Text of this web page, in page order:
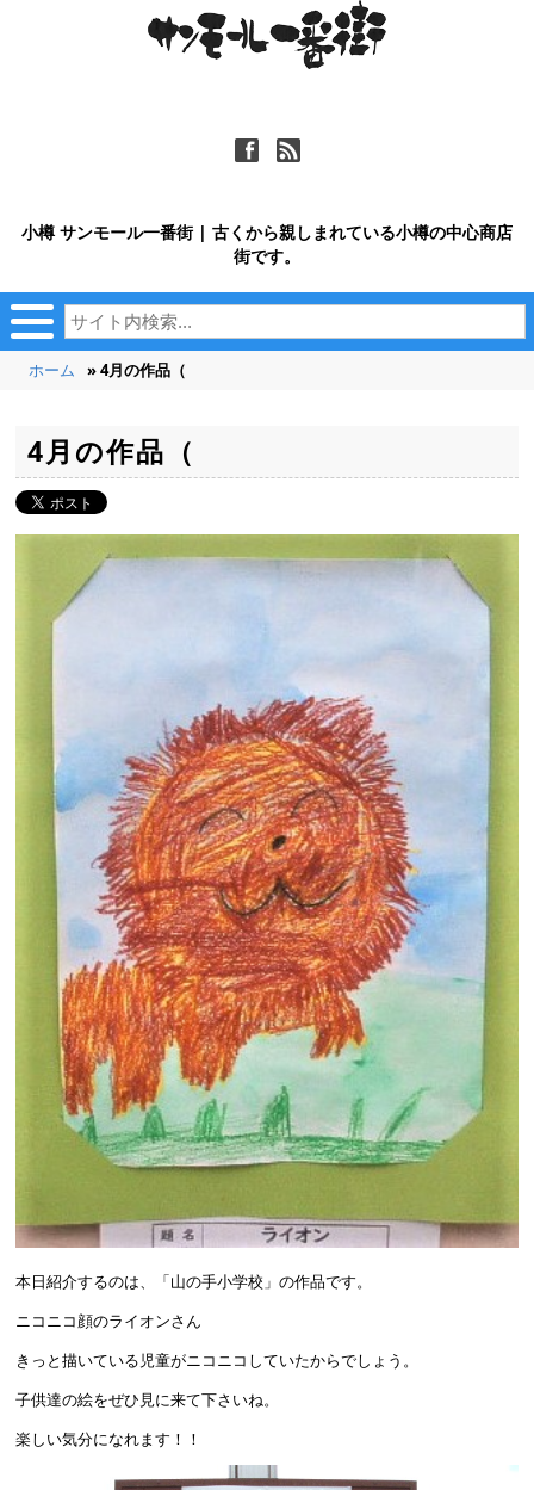
ä ñ
小樽 サンモール一番街 | 古くから親しまれている小樽の中心商店
街です。
ホーム » 4月の作品（
4月の作品（
本日紹介するのは、「山の手小学校」の作品です。
ニコニコ顔のライオンさん
きっと描いている児童がニコニコしていたからでしょう。
子供達の絵をぜひ見に来て下さいね。
楽しい気分になれます！！